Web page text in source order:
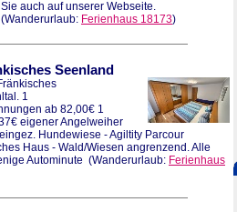
Sie auch auf unserer Webseite.
(Wanderurlaub: Ferienhaus 18173)
Seenland
1
ab 82,00€ 1
eigener Angelweiher
Hundewiese - Agiltity Parcour
Haus - Wald/Wiesen angrenzend. Alle
Autominute (Wanderurlaub: Ferienhaus